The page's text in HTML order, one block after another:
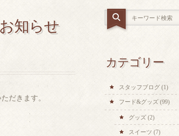
知らせ
だきます。
カテゴリー
スタッフブログ (1)
フード&グッズ (99)
グッズ (2)
スイーツ (7)